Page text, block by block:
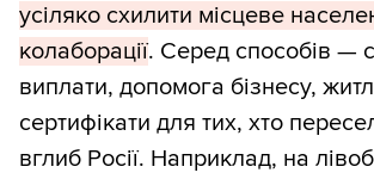
усіляко схилити місцеве
колаборації. Серед способів —
виплати, допомога бізнесу,
сертифікати для тих, хто
вглиб Росії. Наприклад, на